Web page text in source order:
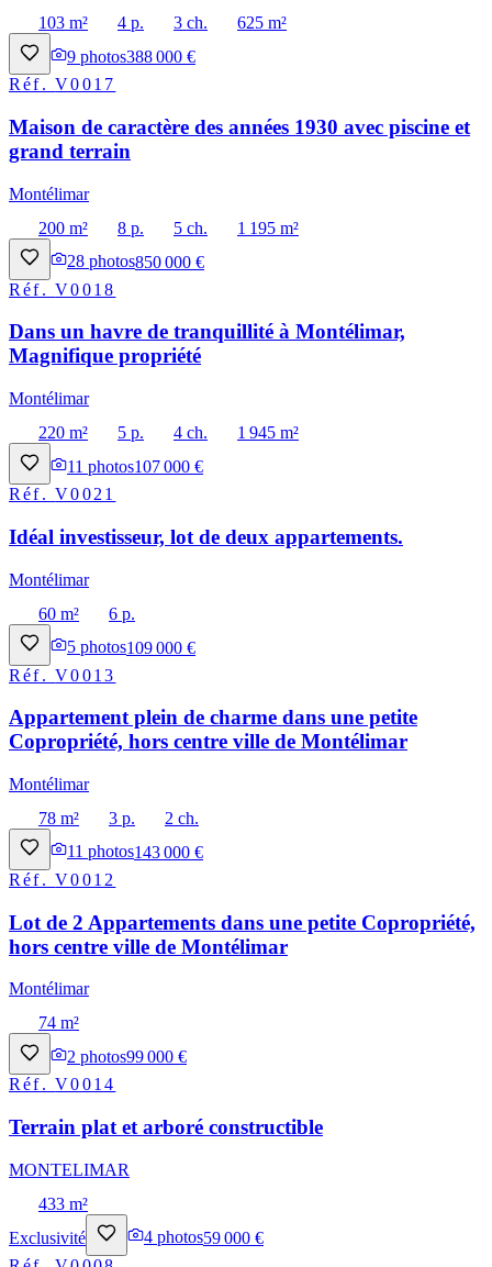
103 m²
4 p. 3 ch.
625 m²
9 photos388 000 €
Réf.V0017
Maison de caractère des années 1930 avec piscine et
grand terrain
Montélimar
200 m²
8 p. 5 ch.
1 195 m²
28 photos850 000 €
Réf.V0018
Dans un havre de tranquillité à Montélimar,
Magnifique propriété
Montélimar
220 m²
5 p. 4 ch.
1 945 m²
11 photos107 000 €
Réf.V0021
Idéal investisseur, lot de deux appartements.
Montélimar
60 m²
6 p.
5 photos109 000 €
Réf.V0013
Appartement plein de charme dans une petite
Copropriété, hors centre ville de Montélimar
Montélimar
78 m²
3 p.
2 ch.
11 photos143 000 €
Réf.V0012
Lot de 2 Appartements dans une petite Copropriété,
hors centre ville de Montélimar
Montélimar
74 m²
2 photos99 000 €
Réf.V0014
Terrain plat et arboré constructible
MONTELIMAR
433 m²
Exclusivité
4 photos59 000 €